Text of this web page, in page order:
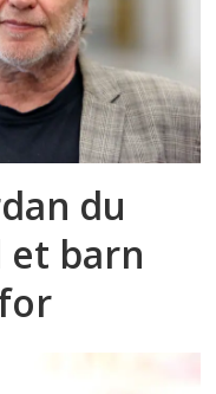
du
et barn